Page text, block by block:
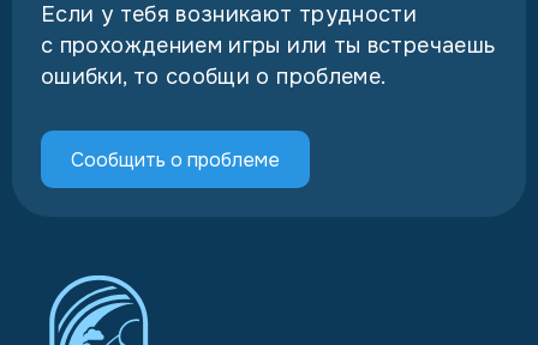
Если у тебя возникают трудности
с прохождением игры или ты встречаешь
ошибки, то сообщи о проблеме.
Сообщить о проблеме